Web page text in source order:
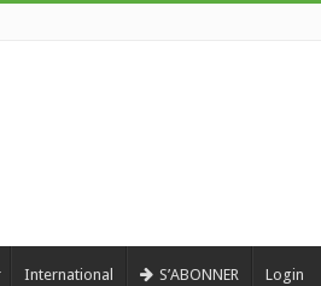
International S’ABONNER Login